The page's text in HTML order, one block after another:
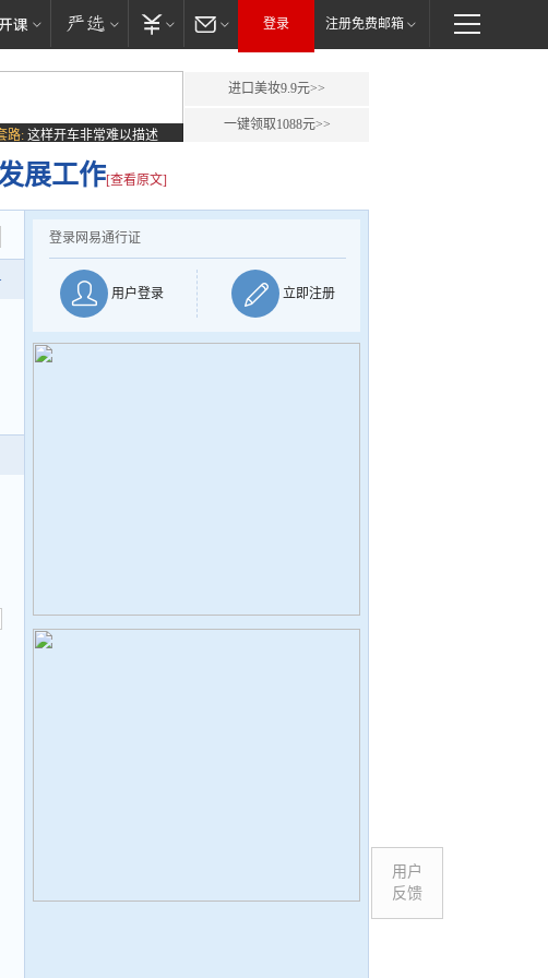
登录 注册免费邮箱
路: 这样开车非常难以描述
进口美妆9.9元>>
一键领取1088元>>
展工作[查看原文]
登录网易通行证
用户登录 立即注册
用户
反馈